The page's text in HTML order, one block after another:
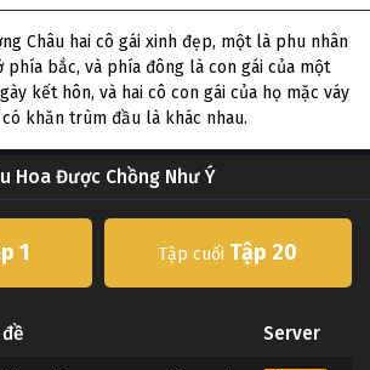
Châu hai cô gái xinh đẹp, một là phu nhân
phía bắc, và phía đông là con gái của một
kết hôn, và hai cô con gái của họ mặc váy
khăn trùm đầu là khác nhau.
Hoa Được Chồng Như Ý
1 Tập cuối Tập 20
Server